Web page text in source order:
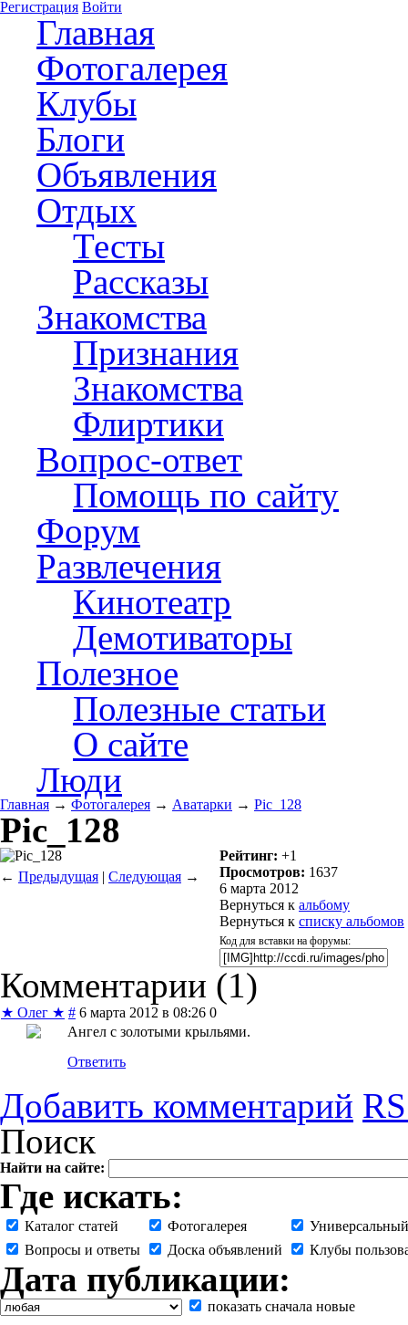
Регистрация Войти
Главная
Фотогалерея
Клубы
Блоги
Объявления
Отдых
Тесты
Рассказы
Знакомства
Признания
Знакомства
Флиртики
Вопрос-ответ
Помощь по сайту
Форум
Развлечения
Кинотеатр
Демотиваторы
Полезное
Полезные статьи
О сайте
Люди
Главная → Фотогалерея → Аватарки → Pic_128
Pic_128
← Предыдущая | Следующая →
Рейтинг: +1
Просмотров: 1637
6 марта 2012
Вернуться к альбому
Вернуться к списку альбомов
Код для вставки на форумы:
Комментарии (1)
★ Олег ★ # 6 марта 2012 в 08:26 0
Ангел с золотыми крыльями.
Ответить
Добавить комментарий
Поиск
Найти на сайте:
Где искать:
Каталог статей Фотогалерея
Вопросы и ответы
Доска объявлений Клубы
Дата публикации:
показать сначала новые